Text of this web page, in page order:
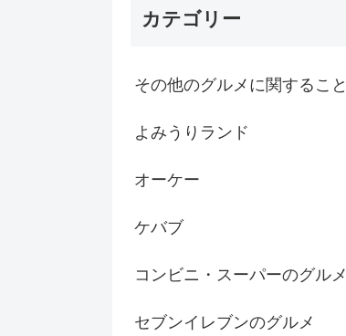
カテゴリー
その他のグルメに関すること
よみうりランド
オーケー
ケバブ
コンビニ・スーパーのグルメ
セブンイレブンのグルメ